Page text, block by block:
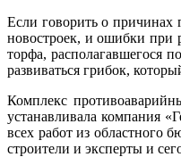
Если говорить о причинах
новостроек, и ошибки при
торфа, располагавшегося
развиваться грибок,
Комплекс
устанавливала компания
всех работ из областного
строители и эксперты и